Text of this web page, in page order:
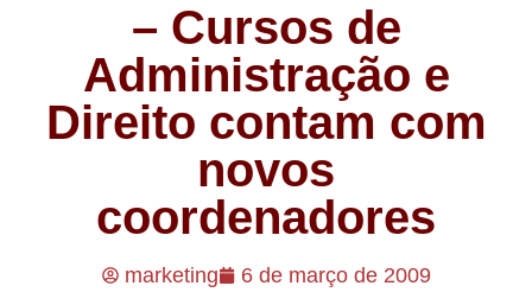
– Cursos de
Administração e
Direito contam com
novos
coordenadores
marketing 6 de março de 2009